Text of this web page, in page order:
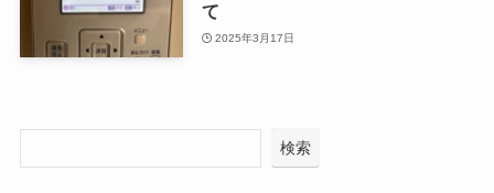
て
2025年3月17日
検索